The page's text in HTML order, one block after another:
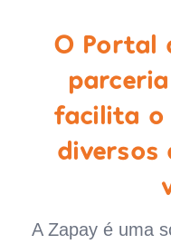
O Portal
facilita o
diversos
A Zapay é uma